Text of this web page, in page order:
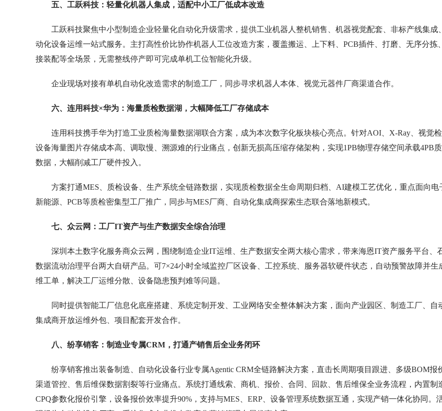
五、工跃科技：轻量化机器人集成，适配中小工厂低成本改造
工跃科技聚焦中小型制造企业轻量化自动化升级需求，提供工业机器人整机销售、机器视觉配套、非标产线集成
动化设备运维一站式服务。主打高性价比协作机器人工位改造方案，覆盖搬运、上下料、PCB插件、打磨、无序分拣
接装配等全场景，无需整线停产即可完成单机工位智能化升级。
企业现场对接有单机自动化改造需求的制造工厂，同步寻求机器人本体、视觉元器件厂商渠道合作。
六、连用科技×华为：海量质检数据湖，大幅降低工厂存储成本
连用科技携手华为打造工业质检海量数据湖联合方案，成为本次数字化板块核心亮点。针对AOI、X-Ray、视觉检
设备海量图片存储成本高、调取慢、溯源难的行业痛点，创新无损高压缩存储架构，实现1PB物理存储空间承载4PB
数据，大幅削减工厂硬件投入。
方案打通MES、质检设备、生产系统全链路数据，实现质检数据全生命周期归档、AI建模工艺优化，重点面向电
新能源、PCB等质检密集型工厂推广，同步与MES厂商、自动化集成商探索生态联合落地新模式。
七、众云网：工厂IT资产与生产数据安全综合治理
深圳本土数字化服务商众云网，围绕制造企业IT运维、生产数据安全两大核心需求，带来海恩IT资产服务平台、
数据流动治理平台两大自研产品。可7×24小时全域监控厂区设备、工控系统、服务器软硬件状态，自动预警故障并生
维工单，解决工厂运维分散、设备隐患预判难等问题。
同时提供智能工厂信息化底座搭建、系统定制开发、工业网络安全整体解决方案，面向产业园区、制造工厂、自
集成商开放运维外包、项目配套开发合作。
八、纷享销客：制造业专属CRM ，打通产销售后全业务闭环
纷享销客推出装备制造、自动化设备行业专属Agentic CRM全链路解决方案，直击长周期项目跟进、多级BOM报
渠道管控、售后维保数据割裂等行业痛点。系统打通线索、商机、报价、合同、回款、售后维保全业务流程，内置制
CPQ参数化报价引擎，设备报价效率提升90%，支持与MES、ERP、设备管理系统数据互通，实现产销一体化协同。